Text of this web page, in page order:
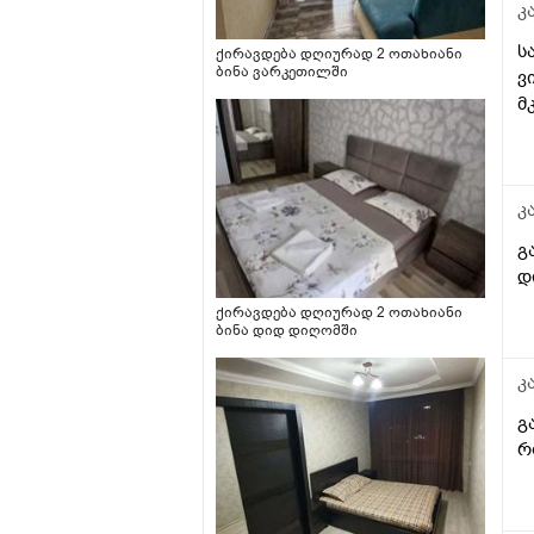
ქირავდება დღიურად 2 ოთახიანი
ბინა ვარკეთილში
ქირავდება დღიურად 2 ოთახიანი
ბინა დიდ დიღომში